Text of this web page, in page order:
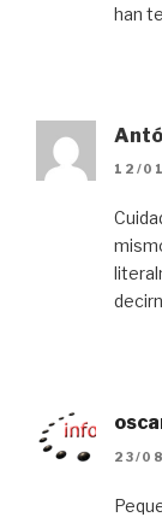
han
12/
23/